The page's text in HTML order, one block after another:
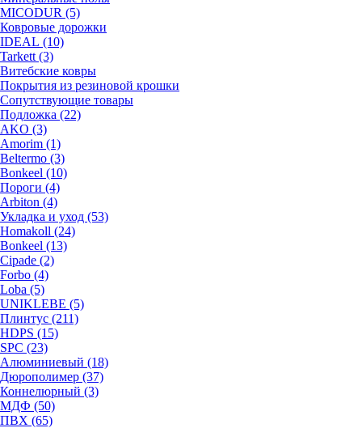
MICODUR (5)
Ковровые дорожки
IDEAL (10)
Tarkett (3)
Витебские ковры
Покрытия из резиновой крошки
Сопутствующие товары
Подложка (22)
AKO (3)
Amorim (1)
Beltermo (3)
Bonkeel (10)
Пороги (4)
Arbiton (4)
Укладка и уход (53)
Homakoll (24)
Bonkeel (13)
Cipade (2)
Forbo (4)
Loba (5)
UNIKLEBE (5)
Плинтус (211)
HDPS (15)
SPC (23)
Алюминиевый (18)
Дюрополимер (37)
Коннелюрный (3)
МДФ (50)
ПВХ (65)